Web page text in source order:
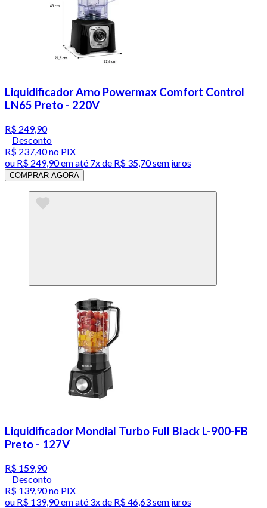
Liquidificador Arno Powermax Comfort Control
LN65 Preto - 220V
R$ 249,90
Desconto
R$ 237,40no PIX
ou R$ 249,90em até 7x de R$ 35,70 sem juros
COMPRAR AGORA
Liquidificador Mondial Turbo Full Black L-900-FB
Preto - 127V
R$ 159,90
Desconto
R$ 139,90no PIX
ou R$ 139,90em até 3x de R$ 46,63 sem juros